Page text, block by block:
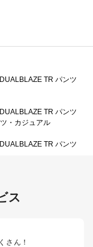
TR パンツ
TR パンツ
・カジュアル
TR パンツ
ス
さん！